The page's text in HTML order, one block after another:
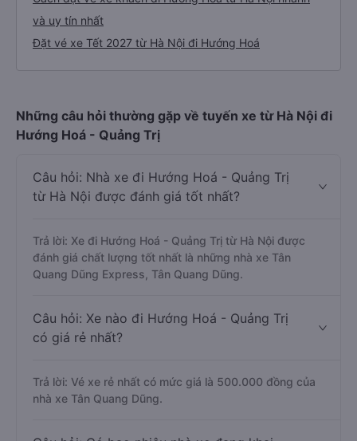
và uy tín nhất
Đặt vé xe Tết 2027 từ Hà Nội đi Hướng Hoá
Những câu hỏi thường gặp về tuyến xe từ Hà Nội đi
Hướng Hoá - Quảng Trị
Câu hỏi: Nhà xe đi Hướng Hoá - Quảng Trị
từ Hà Nội được đánh giá tốt nhất?
Trả lời: Xe đi Hướng Hoá - Quảng Trị từ Hà Nội được
đánh giá chất lượng tốt nhất là những nhà xe Tân
Quang Dũng Express, Tân Quang Dũng.
Câu hỏi: Xe nào đi Hướng Hoá - Quảng Trị
có giá rẻ nhất?
Trả lời: Vé xe rẻ nhất có mức giá là 500.000 đồng của
nhà xe Tân Quang Dũng.